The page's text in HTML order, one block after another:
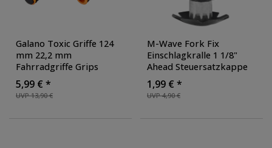
Galano Toxic Griffe 124
mm 22,2 mm
Fahrradgriffe Grips
Lenkergriffe Set rechts
links Gummigriffe
rutschfest MTB
UVP 13,90 €
5,99 € *
M-Wave Fork Fix
Einschlagkralle 1 1/8"
Ahead Steuersatzkappe
mit Kralle für Fahrrad
Steuersatz
schwarz
UVP 4,90 €
1,99 € *